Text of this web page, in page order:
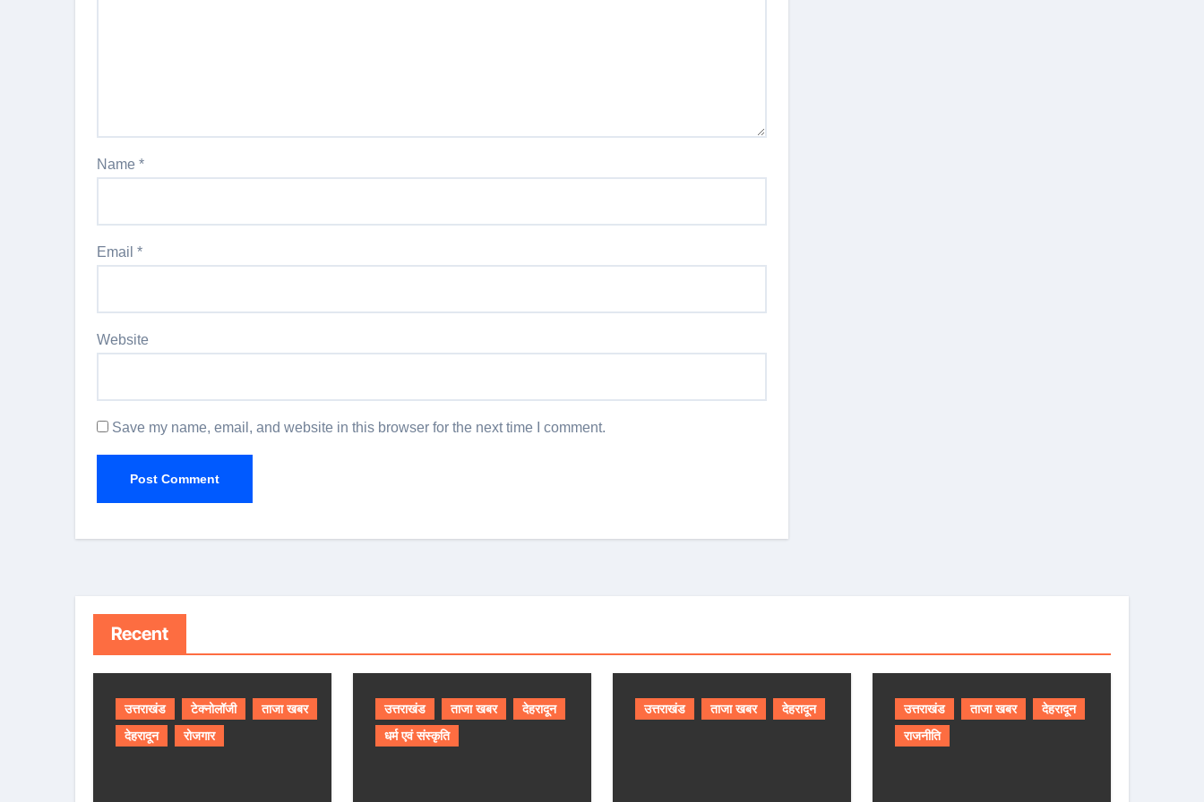
Name *
Email *
Website
Save my name, email, and website in this browser for the next time I comment.
Recent
उत्तराखंड टेक्नोलॉजी
ताजा खबर
देहरादून
रोजगार
उत्तराखंड ताजा खबर
देहरादून
धर्म एवं संस्कृति
उत्तराखंड ताजा खबर देहरादून उत्तराखंड ताजा खबर
देहरादून
राजनीति